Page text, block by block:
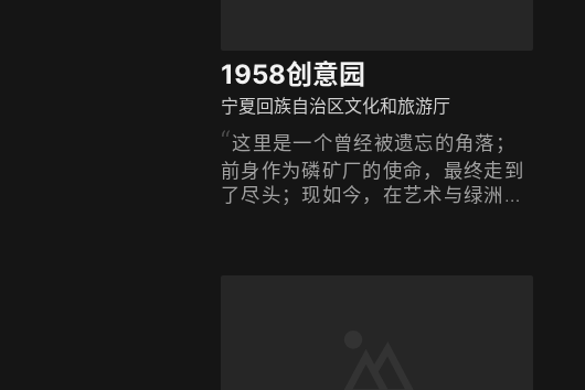
1958创意园
宁夏回族自治区文化和旅游厅
这里是一个曾经被遗忘的角落；
前身作为磷矿厂的使命，最终走到
了尽头；现如今，在艺术与绿洲的